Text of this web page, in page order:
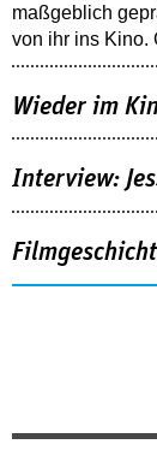
maßgeblich
von ihr ins Kino.
Wieder im
Interview: